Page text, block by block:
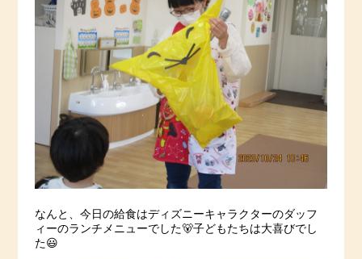
なんと、今日の給食はディズニーキャラクターのダッフ
ィーのランチメニューでした🐻子どもたちは大喜びでし
た😃